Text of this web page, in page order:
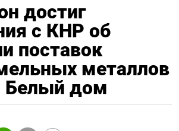
достиг
с КНР об
поставок
металлов
дом